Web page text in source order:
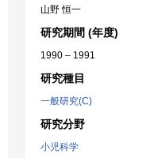
山野 恒一
研究期間 (年度)
1990 – 1991
研究種目
一般研究(C)
研究分野
小児科学